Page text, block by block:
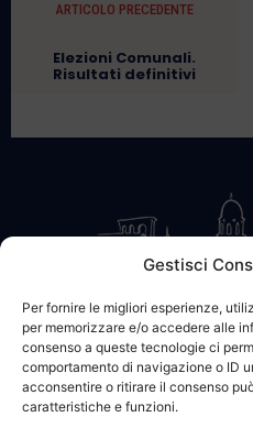
Gestisci
Per fornire le migliori esperienze,
per memorizzare e/o accedere alle
consenso a queste tecnologie ci
comportamento di navigazione o ID
acconsentire o ritirare il consenso
caratteristiche e funzioni.
ARTICOLO PRECEDENTE
Elezioni Comunali.
Risultati definitivi
CONTATTACI